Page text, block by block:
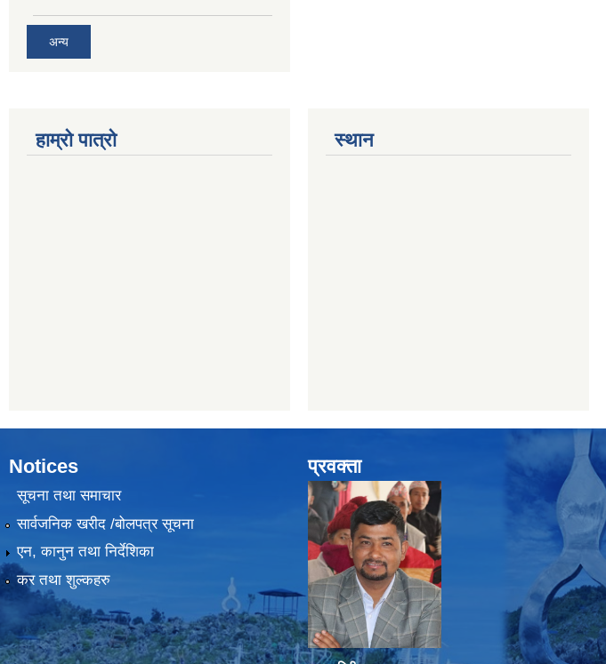
अन्य
हाम्रो पात्रो स्थान
Notices
सूचना तथा समाचार
सार्वजनिक खरीद /बोलपत्र सूचना
एन, कानुन तथा निर्देशिका
कर तथा शुल्कहरु
प्रवक्ता